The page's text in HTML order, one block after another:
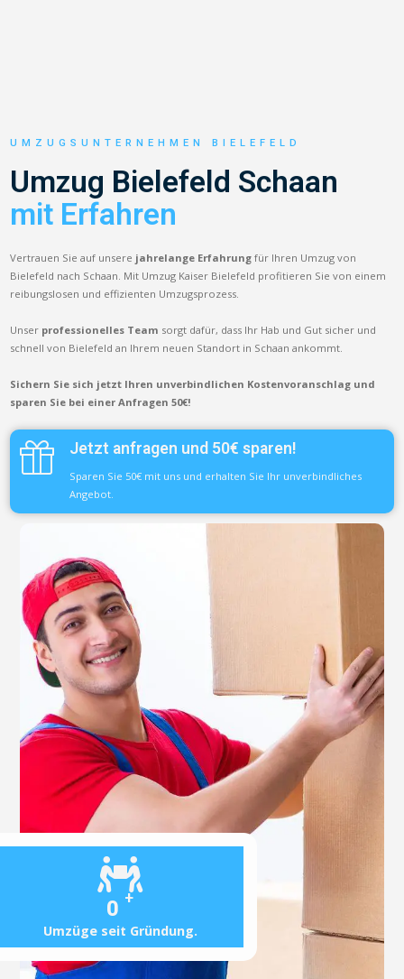
0 +
Umzüge seit Gründung.
UMZUGSUNTERNEHMEN BIELEFELD
Umzug Bielefeld Schaan
mit Erfahren
Vertrauen Sie auf unsere jahrelange Erfahrung für Ihren Umzug von
Bielefeld nach Schaan. Mit Umzug Kaiser Bielefeld profitieren Sie von einem
reibungslosen und effizienten Umzugsprozess.
Unser professionelles Team sorgt dafür, dass Ihr Hab und Gut sicher und
schnell von Bielefeld an Ihrem neuen Standort in Schaan ankommt.
Sichern Sie sich jetzt Ihren unverbindlichen Kostenvoranschlag und
sparen Sie bei einer Anfragen 50€!
Jetzt anfragen und 50€ sparen!
Sparen Sie 50€ mit uns und erhalten Sie Ihr unverbindliches
Angebot.